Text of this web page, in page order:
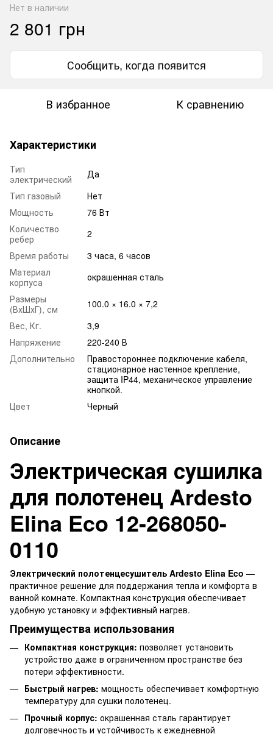
Нет в наличии
2 801 грн
Сообщить, когда появится
В избранное К сравнению
Характеристики
Тип
электрический
Да
Тип газовый
Нет
Мощность
76 Вт
Количество
ребер
2
Время работы
3 часа, 6 часов
Материал
корпуса
окрашенная сталь
Размеры
(ВхШхГ), см
100.0 × 16.0 × 7,2
Вес, Кг.
3,9
Напряжение
220-240 В
Дополнительно
Правостороннее подключение кабеля,
стационарное настенное крепление,
защита IP44, механическое управление
кнопкой.
Цвет
Черный
Описание
Электрическая сушилка
для полотенец Ardesto
Elina Eco 12-268050-
0110
Электрический полотенцесушитель Ardesto Elina Eco —
практичное решение для поддержания тепла и комфорта в
ванной комнате. Компактная конструкция обеспечивает
удобную установку и эффективный нагрев.
Преимущества использования
Компактная конструкция: позволяет установить
устройство даже в ограниченном пространстве без
потери эффективности.
Быстрый нагрев: мощность обеспечивает комфортную
температуру для сушки полотенец.
Прочный корпус: окрашенная сталь гарантирует
долговечность и устойчивость к ежедневной